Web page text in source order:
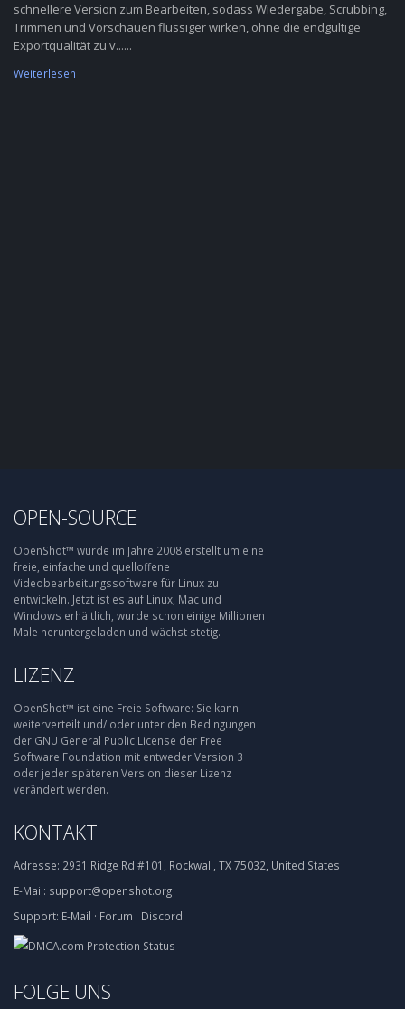
schnellere Version zum Bearbeiten, sodass Wiedergabe, Scrubbing,
Trimmen und Vorschauen flüssiger wirken, ohne die endgültige
Exportqualität zu v......
Weiterlesen
OPEN-SOURCE
OpenShot™ wurde im Jahre 2008 erstellt um eine
freie, einfache und quelloffene
Videobearbeitungssoftware für Linux zu
entwickeln. Jetzt ist es auf Linux, Mac und
Windows erhältlich, wurde schon einige Millionen
Male heruntergeladen und wächst stetig.
LIZENZ
OpenShot™ ist eine Freie Software: Sie kann
weiterverteilt und/ oder unter den Bedingungen
der GNU General Public License der Free
Software Foundation mit entweder Version 3
oder jeder späteren Version dieser Lizenz
verändert werden.
KONTAKT
Adresse: 2931 Ridge Rd #101, Rockwall, TX 75032, United States
E-Mail: support@openshot.org
Support: E-Mail · Forum · Discord
FOLGE UNS